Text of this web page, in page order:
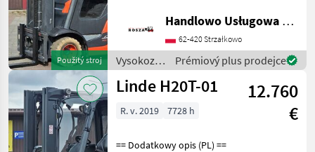
Použitý stroj
Additional info: Stan:
Bardzo dobry, Możliwość
UDT Palivo: ply
Handlowo Usługowa Alanex Alan Roszak
62-420 Strzałkowo
Vysokozdvižné
vozíky a
skladová
Linde
Prémiový plus prodejce
Linde H20T-01
12.760
€
R. v. 2019 7728 h
== Dodatkowy opis (PL) ==